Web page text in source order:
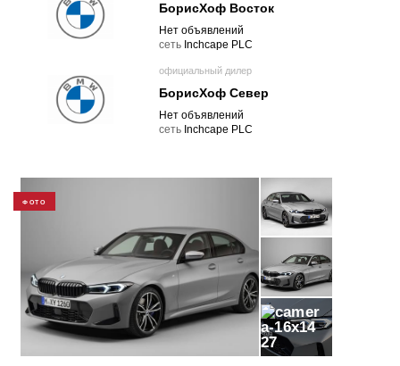
БорисХоф Восток
Нет объявлений
cеть Inchcape PLC
официальный дилер
БорисХоф Север
Нет объявлений
cеть Inchcape PLC
ФОТО
27